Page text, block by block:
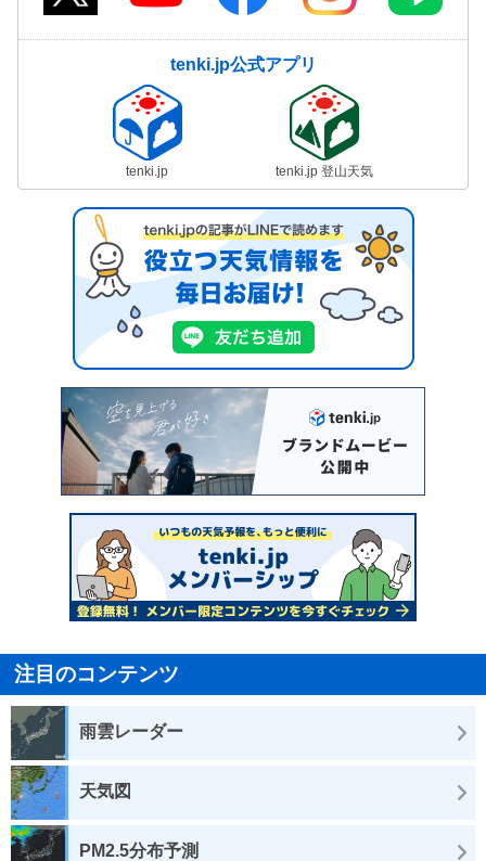
tenki.jp公式アプリ
tenki.jp tenki.jp 登山天気
注目のコンテンツ
雨雲レーダー
天気図
PM2.5分布予測